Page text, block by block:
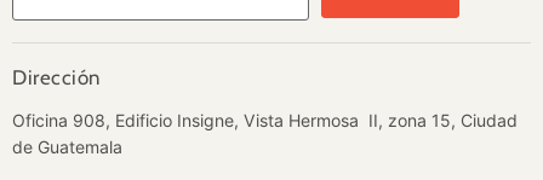
Dirección
Oficina 908, Edificio Insigne, Vista Hermosa II, zona 15, Ciudad
de Guatemala